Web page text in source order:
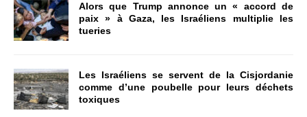
Alors que Trump annonce un « accord de
paix » à Gaza, les Israéliens multiplie les
tueries
Les Israéliens se servent de la Cisjordanie
comme d’une poubelle pour leurs déchets
toxiques